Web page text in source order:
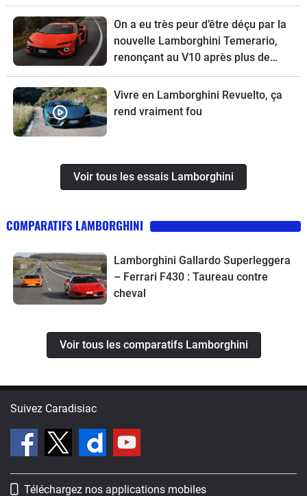
On a eu très peur d’être déçu par la
nouvelle Lamborghini Temerario,
renonçant au V10 après plus de
20 ans de bonheur
Vivre en Lamborghini Revuelto, ça
rend vraiment fou
Voir tous les essais Lamborghini
COMPARATIFS LAMBORGHINI
Lamborghini Gallardo Superleggera
– Ferrari F430 : Taureau contre
cheval
Voir tous les comparatifs Lamborghini
Suivez Caradisiac
Téléchargez nos applications mobiles